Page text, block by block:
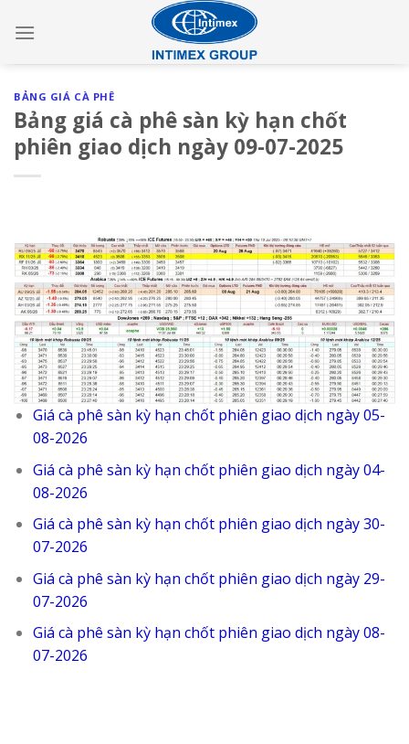
BẢNG GIÁ CÀ PHÊ
Bảng giá cà phê sàn kỳ hạn chốt
phiên giao dịch ngày 09-07-2025
Giá cà phê sàn kỳ hạn chốt phiên giao dịch ngày 05-
08-2026
Giá cà phê sàn kỳ hạn chốt phiên giao dịch ngày 04-
08-2026
Giá cà phê sàn kỳ hạn chốt phiên giao dịch ngày 30-
07-2026
Giá cà phê sàn kỳ hạn chốt phiên giao dịch ngày 29-
07-2026
Giá cà phê sàn kỳ hạn chốt phiên giao dịch ngày 08-
07-2026